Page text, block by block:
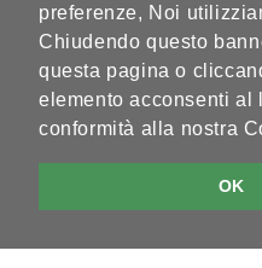
preferenze, Noi
Chiudendo questo
questa pagina o
elemento acconsenti al
conformità alla nostra
OK
Agenzia del Lavoro - Sede Centrale -
800.264760 -